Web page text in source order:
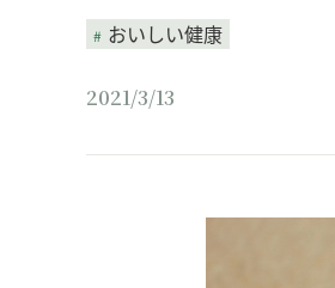
おいしい健康
2021/3/13